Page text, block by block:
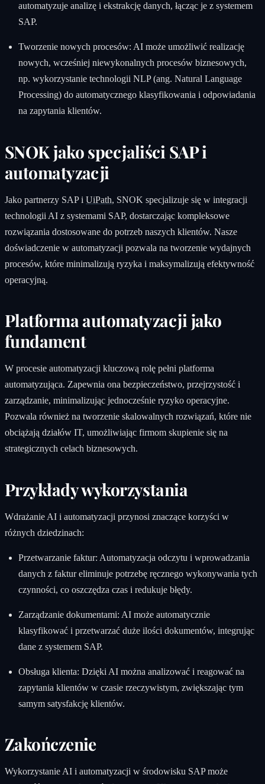
automatyzuje analizę i ekstrakcję danych, łącząc je z systemem
SAP.
Tworzenie nowych procesów: AI może umożliwić realizację
nowych, wcześniej niewykonalnych procesów biznesowych,
np. wykorzystanie technologii NLP (ang. Natural Language
Processing) do automatycznego klasyfikowania i odpowiadania
na zapytania klientów.
SNOK jako specjaliści SAP i
automatyzacji
Jako partnerzy SAP i UiPath, SNOK specjalizuje się w integracji
technologii AI z systemami SAP, dostarczając kompleksowe
rozwiązania dostosowane do potrzeb naszych klientów. Nasze
doświadczenie w automatyzacji pozwala na tworzenie wydajnych
procesów, które minimalizują ryzyka i maksymalizują efektywność
operacyjną.
Platforma automatyzacji jako
fundament
W procesie automatyzacji kluczową rolę pełni platforma
automatyzująca. Zapewnia ona bezpieczeństwo, przejrzystość i
zarządzanie, minimalizując jednocześnie ryzyko operacyjne.
Pozwala również na tworzenie skalowalnych rozwiązań, które nie
obciążają działów IT, umożliwiając firmom skupienie się na
strategicznych celach biznesowych.
Przykłady wykorzystania
Wdrażanie AI i automatyzacji przynosi znaczące korzyści w
różnych dziedzinach:
Przetwarzanie faktur: Automatyzacja odczytu i wprowadzania
danych z faktur eliminuje potrzebę ręcznego wykonywania tych
czynności, co oszczędza czas i redukuje błędy.
Zarządzanie dokumentami: AI może automatycznie
klasyfikować i przetwarzać duże ilości dokumentów, integrując
dane z systemem SAP.
Obsługa klienta: Dzięki AI można analizować i reagować na
zapytania klientów w czasie rzeczywistym, zwiększając tym
samym satysfakcję klientów.
Zakończenie
Wykorzystanie AI i automatyzacji w środowisku SAP może